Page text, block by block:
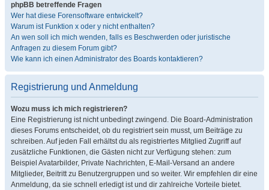
phpBB betreffende Fragen
Wer hat diese Forensoftware entwickelt?
Warum ist Funktion x oder y nicht enthalten?
An wen soll ich mich wenden, falls es Beschwerden oder juristische
Anfragen zu diesem Forum gibt?
Wie kann ich einen Administrator des Boards kontaktieren?
Registrierung und Anmeldung
Wozu muss ich mich registrieren?
Eine Registrierung ist nicht unbedingt zwingend. Die Board-Administration
dieses Forums entscheidet, ob du registriert sein musst, um Beiträge zu
schreiben. Auf jeden Fall erhältst du als registriertes Mitglied Zugriff auf
zusätzliche Funktionen, die Gästen nicht zur Verfügung stehen: zum
Beispiel Avatarbilder, Private Nachrichten, E-Mail-Versand an andere
Mitglieder, Beitritt zu Benutzergruppen und so weiter. Wir empfehlen dir eine
Anmeldung, da sie schnell erledigt ist und dir zahlreiche Vorteile bietet.